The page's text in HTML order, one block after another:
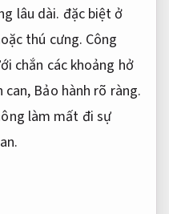
lâu dài. đặc biệt ở
thú cưng. Công
chắn các khoảng hở
can, Bảo hành rõ ràng.
làm mất đi sự